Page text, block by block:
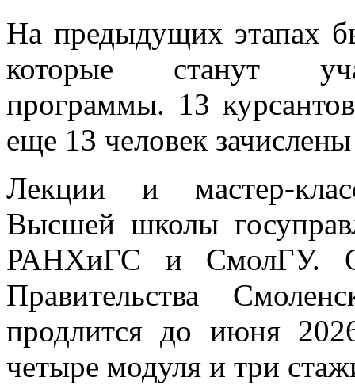
На предыдущих этапах
которые станут
программы. 13
еще 13 человек
Лекции и мастер-
Высшей школы
РАНХиГС и СмолГУ.
Правительства
продлится до июня
четыре модуля и три